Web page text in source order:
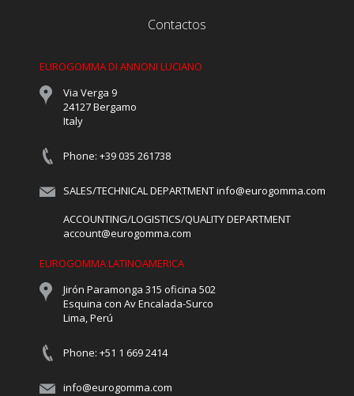
Contactos
EUROGOMMA DI ANNONI LUCIANO
Via Verga 9
24127 Bergamo
Italy
Phone: +39 035 261738
SALES/TECHNICAL DEPARTMENTinfo@eurogomma.com
ACCOUNTING/LOGISTICS/QUALITY DEPARTMENT
account@eurogomma.com
EUROGOMMA LATINOAMERICA
Jirón Paramonga 315 oficina 502
Esquina con Av Encalada-Surco
Lima, Perú
Phone: +51 1 669 2414
info@eurogomma.com